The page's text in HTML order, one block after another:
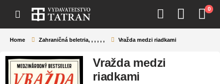
0
Home Zahraničná beletria, , , , , , Vražda medzi riadkami
Vražda medzi
riadkami